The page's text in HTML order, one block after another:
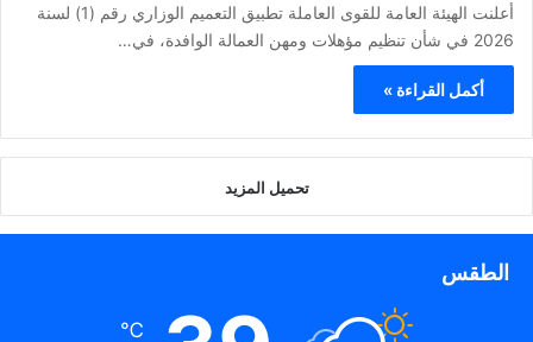
أعلنت الهيئة العامة للقوى العاملة تطبيق التعميم الوزاري رقم (1) لسنة
2026 في شأن تنظيم مؤهلات ومهن العمالة الوافدة، في…
أكمل القراءة »
تحميل المزيد
الطقس
℃